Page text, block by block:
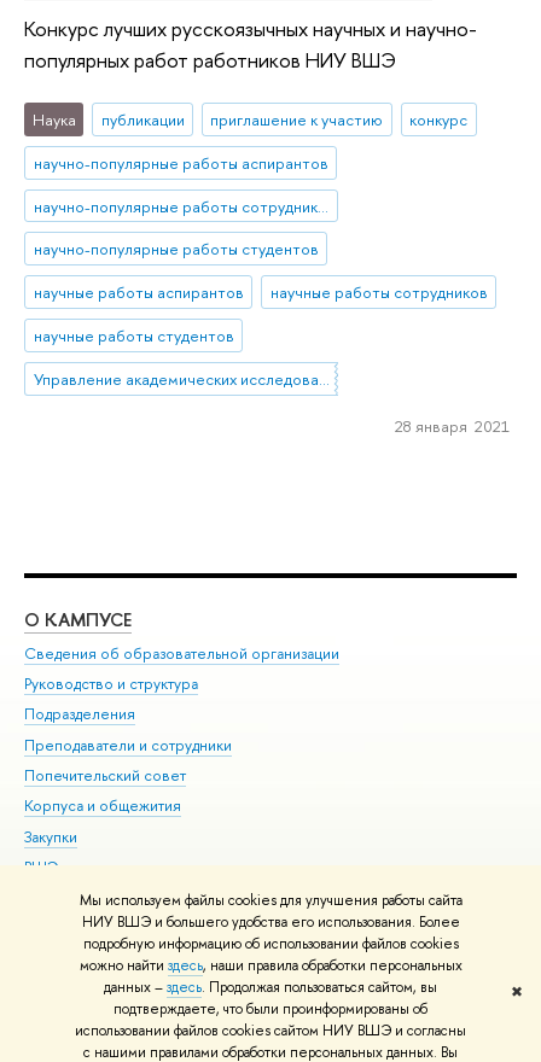
Мы используем файлы cookies для улучшения работы сайта
НИУ ВШЭ и большего удобства его использования. Более
подробную информацию об использовании файлов cookies
можно найти здесь, наши правила обработки персональных
данных –здесь. Продолжая пользоваться сайтом, вы
подтверждаете, что были проинформированы об
использовании файлов cookies сайтом НИУ ВШЭ и согласны
с нашими правилами обработки персональных данных. Вы
✖
Конкурс лучших русскоязычных научных и научно-
популярных работ работников НИУ ВШЭ
Наука публикации приглашение к участию
конкурс
научно-популярные работы аспирантов
научно-популярные работы сотрудников
научно-популярные работы студентов
научные работы аспирантов
научные работы сотрудников
научные работы студентов
28 января 2021
О КАМПУСЕ
Сведения об образовательной организации
Руководство и структура
Подразделения
Преподаватели и сотрудники
Попечительский совет
Корпуса и общежития
Закупки
ВШЭ для студентов с ограниченными возможностями
здоровья и инвалидностью
Версия для слабовидящих
Единая платежная страница
© НИУ ВШЭ 1993–2026 Адреса и контакты Условия использования
материалов Политика конфиденциальности Карта сайта